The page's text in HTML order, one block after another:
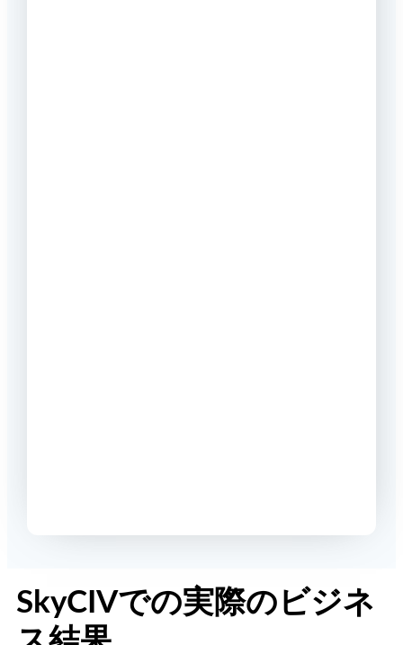
SkyCIVでの実際のビジネ